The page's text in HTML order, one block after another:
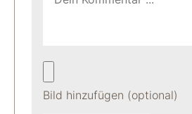
Bild hinzufügen (optional)